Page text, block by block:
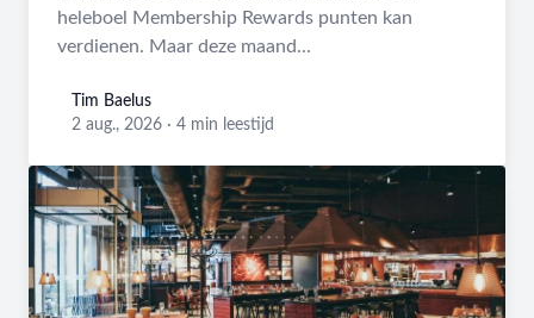
heleboel Membership Rewards punten kan
verdienen. Maar deze maand...
Tim Baelus
Tim Baelus
2 aug., 2026 · 4 min leestijd